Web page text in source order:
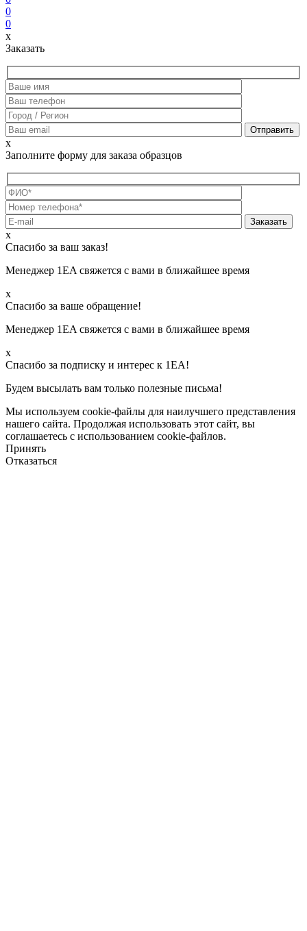
0
0
x
Заказать
x
Заполните форму для заказа образцов
х
Спасибо за ваш заказ!
Менеджер 1EA свяжется с вами в ближайшее время
х
Спасибо за ваше обращение!
Менеджер 1EA свяжется с вами в ближайшее время
х
Спасибо за подписку и интерес к 1ЕА!
Будем высылать вам только полезные письма!
Мы используем cookie-файлы для наилучшего представления
нашего сайта. Продолжая использовать этот сайт, вы
соглашаетесь с использованием cookie-файлов.
Принять
Отказаться